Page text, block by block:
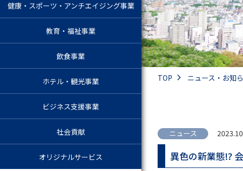
健康・スポーツ・アンチエイジング事業
教育・福祉事業
飲食事業
ホテル・観光事業
ビジネス支援事業
社会貢献
オリジナルサービス
TOP ニュース・お知
ニュース
異色の新業態⁉